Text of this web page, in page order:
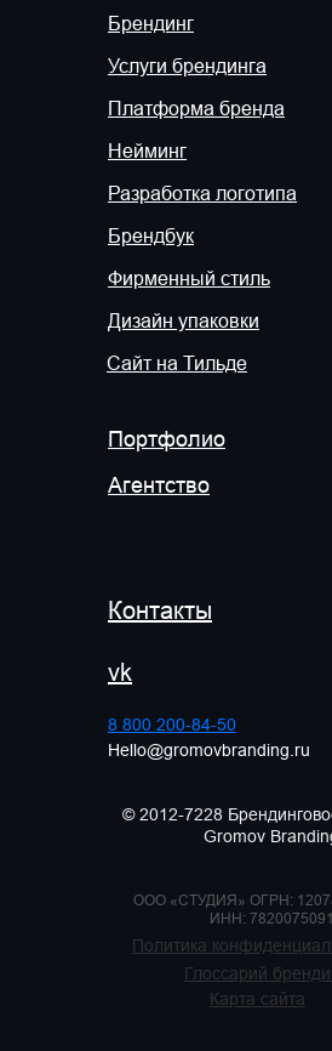
© 2012-7228
Gromov
ООО «СТУДИЯ» ОГРН:
ИНН: 7820075091
Брендинг
Услуги брендинга
Платформа бренда
Нейминг
Разработка логотипа
Брендбук
Политика
Глоссарий
vk
Контакты
8 800 200-84-50
Hello@gromovbranding.ru
Фирменный стиль
Дизайн упаковки
Сайт на Тильде
Портфолио
Агентство
Карта сайта